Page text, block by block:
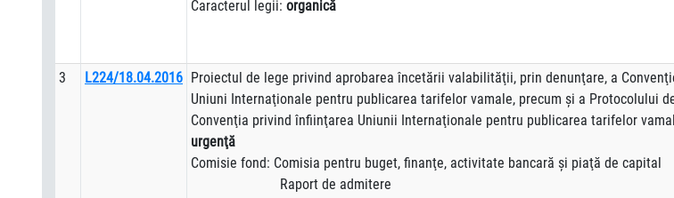
Caracterul legii: organică
3 L224/18.04.2016 Proiectul de lege privind aprobarea încetării valabilităţii, prin denunţare, a
Uniuni Internaţionale pentru publicarea tarifelor vamale, precum şi a Protocolului
Convenţia privind înfiinţarea Uniunii Internaţionale pentru publicarea tarifelor
urgenţă
Comisie fond: Comisia pentru buget, finanţe, activitate bancară şi piaţă de capital
Raport de admitere